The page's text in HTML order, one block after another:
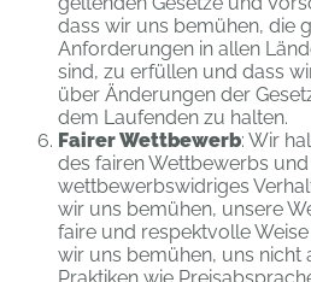
dass wir uns bemühen, die
Anforderungen in allen
sind, zu erfüllen und dass
über Änderungen der
dem Laufenden zu halten.
Fairer Wettbewerb: Wir
des fairen Wettbewerbs
wettbewerbswidriges
wir uns bemühen, unsere
faire und respektvolle
wir uns bemühen, uns